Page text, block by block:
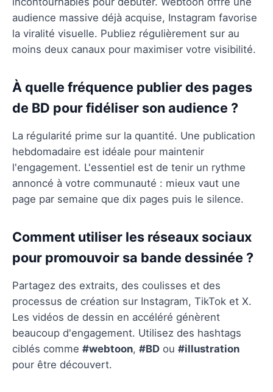
audience massive déjà acquise, Instagram favorise
la viralité visuelle. Publiez régulièrement sur au
moins deux canaux pour maximiser votre visibilité.
À quelle fréquence publier des pages
de BD pour fidéliser son audience ?
La régularité prime sur la quantité. Une publication
hebdomadaire est idéale pour maintenir
l'engagement. L'essentiel est de tenir un rythme
annoncé à votre communauté : mieux vaut une
page par semaine que dix pages puis le silence.
Comment utiliser les réseaux sociaux
pour promouvoir sa bande dessinée ?
Partagez des extraits, des coulisses et des
processus de création sur Instagram, TikTok et X.
Les vidéos de dessin en accéléré génèrent
beaucoup d'engagement. Utilisez des hashtags
ciblés comme #webtoon, #BD ou #illustration
pour être découvert.